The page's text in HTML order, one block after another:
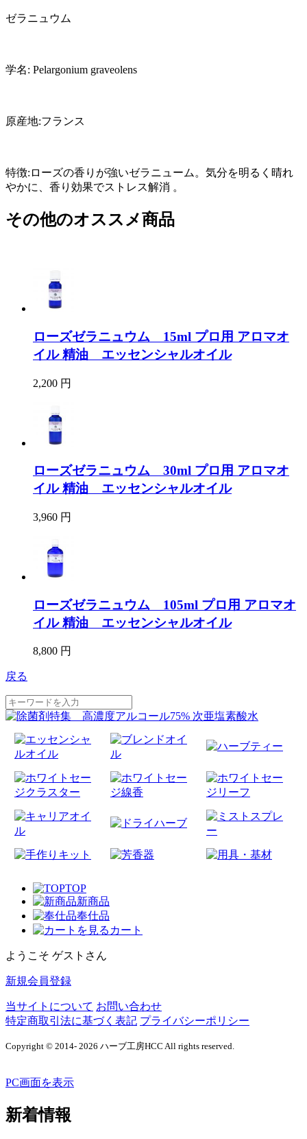
ゼラニュウム
学名: Pelargonium graveolens
原産地:フランス
特徴:ローズの香りが強いゼラニューム。気分を明るく晴れ
やかに、香り効果でストレス解消 。
その他のオススメ商品
ローズゼラニュウム 15ml プロ用 アロマオ
イル 精油 エッセンシャルオイル
2,200 円
ローズゼラニュウム 30ml プロ用 アロマオ
イル 精油 エッセンシャルオイル
3,960 円
ローズゼラニュウム 105ml プロ用 アロマオ
イル 精油 エッセンシャルオイル
8,800 円
戻る
TOP
新商品
奉仕品
カート
ようこそ ゲストさん
新規会員登録
当サイトについて お問い合わせ
特定商取引法に基づく表記 プライバシーポリシー
Copyright © 2014- 2026 ハーブ工房HCC All rights reserved.
PC画面を表示
新着情報